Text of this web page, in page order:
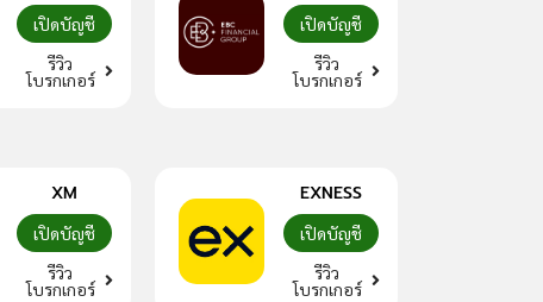
เปิดบัญชี
รีวิว
โบรกเกอร์
เปิดบัญชี
รีวิว
โบรกเกอร์
XM
เปิดบัญชี
รีวิว
โบรกเกอร์
EXNESS
เปิดบัญชี
รีวิว
โบรกเกอร์